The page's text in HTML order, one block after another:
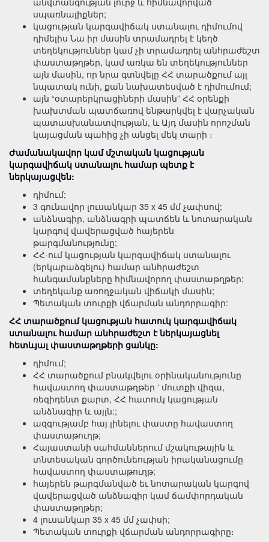
սպառնալիքներ;
կացության կարգավիճակ ստանալու դիմումով
դիմելիս Նա իր մասին տրամադրել է կեղծ
տեղեկություններ կամ չի տրամադրել անհրաժեշտ
փաստաթղթեր, կամ առկա են տեղեկություններ
այն մասին, որ նրա գտնվելը ՀՀ տարածքում այլ
նպատակ ունի, քան նախատեսված է դիմումում;
այն “օտարերկրացիների մասին” ՀՀ օրենքի
խախտման պատճառով ենթարկվել է վարչական
պատասխանատվության, և Այդ մասին որոշման
կայացման պահից չի անցել մեկ տարի ։
Ժամանակավոր կամ մշտական կացության
կարգավիճակ ստանալու համար պետք է
ներկայացվեն:
դիմում;
3 գունավոր լուսանկար 35 x 45 մմ չափսով;
անձնագիր, անձնագրի պատճեն և նոտարական
կարգով վավերացված հայերեն
թարգմանությունը;
ՀՀ-ում կացության կարգավիճակ ստանալու
(երկարաձգելու) համար անհրաժեշտ
հանգամանքները հիմնավորող փաստաթղթեր;
տեղեկանք առողջական վիճակի մասին;
Պետական տուրքի վճարման անդորրագիր:
ՀՀ տարածքում կացության հատուկ կարգավիճակ
ստանալու համար անհրաժեշտ է ներկայացնել
հետևյալ փաստաթղթերի ցանկը:
դիմում;
ՀՀ տարածքում բնակվելու օրինականությունը
հավաստող փաստաթղթեր ‘ մուտքի վիզա,
ռեզիդենտ քարտ, ՀՀ հատուկ կացության
անձնագիր և այլն:;
ազգությամբ հայ լինելու փաստը հավաստող
փաստաթուղթ;
Հայաստանի սահմաններում մշակութային և
տնտեսական գործունեության իրականացումը
հավաստող փաստաթուղթ;
հայերեն թարգմանված եւ նոտարական կարգով
վավերացված անձնագիր կամ ճամփորդական
փաստաթղթեր;
4 լուսանկար 35 x 45 մմ չափսի;
Պետական տուրքի վճարման անդորրագիրը։